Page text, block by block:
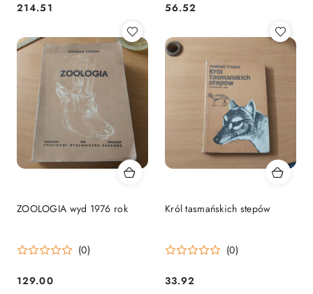
Cena:
214.51 Cena:
56.52
ZOOLOGIA wyd 1976 rok
(0)
Cena:
129.00
Król tasmańskich stepów
(0)
Cena:
33.92